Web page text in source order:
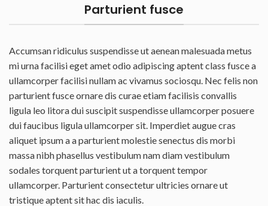
Parturient fusce
Accumsan ridiculus suspendisse ut aenean malesuada metus
mi urna facilisi eget amet odio adipiscing aptent class fusce a
ullamcorper facilisi nullam ac vivamus sociosqu. Nec felis non
parturient fusce ornare dis curae etiam facilisis convallis
ligula leo litora dui suscipit suspendisse ullamcorper posuere
dui faucibus ligula ullamcorper sit. Imperdiet augue cras
aliquet ipsum a a parturient molestie senectus dis morbi
massa nibh phasellus vestibulum nam diam vestibulum
sodales torquent parturient ut a torquent tempor
ullamcorper. Parturient consectetur ultricies ornare ut
tristique aptent sit hac dis iaculis.